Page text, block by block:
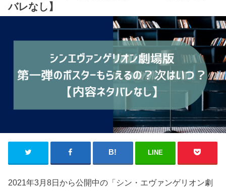
バレなし】
LINE
2021年3月8日から公開中の「シン・エヴァンゲリオン劇